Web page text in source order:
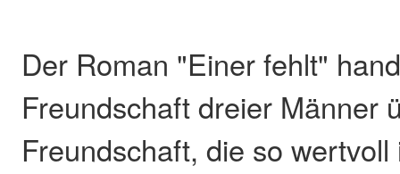
Der Roman "Einer fehlt"
Freundschaft dreier Männer
Freundschaft, die so